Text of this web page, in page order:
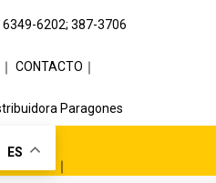
6349-6202; 387-3706
｜ CONTACTO ｜
Paragones
ES
｜